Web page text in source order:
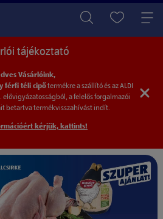
tájékoztató
Vásárlóink,
férfi téli cipőtermékre a szállító és az ALDI
elővigyázatosságból, a felelős forgalmazói
betartvatermékvisszahívást indít.
kérjük, kattints!